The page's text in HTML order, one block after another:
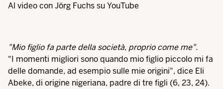
Al video con Jörg Fuchs su YouTube
"Mio figlio fa parte della società, proprio come me".
"I momenti migliori sono quando mio figlio piccolo mi fa
delle domande, ad esempio sulle mie origini", dice Eli
Abeke, di origine nigeriana, padre di tre figli (6, 23, 24).